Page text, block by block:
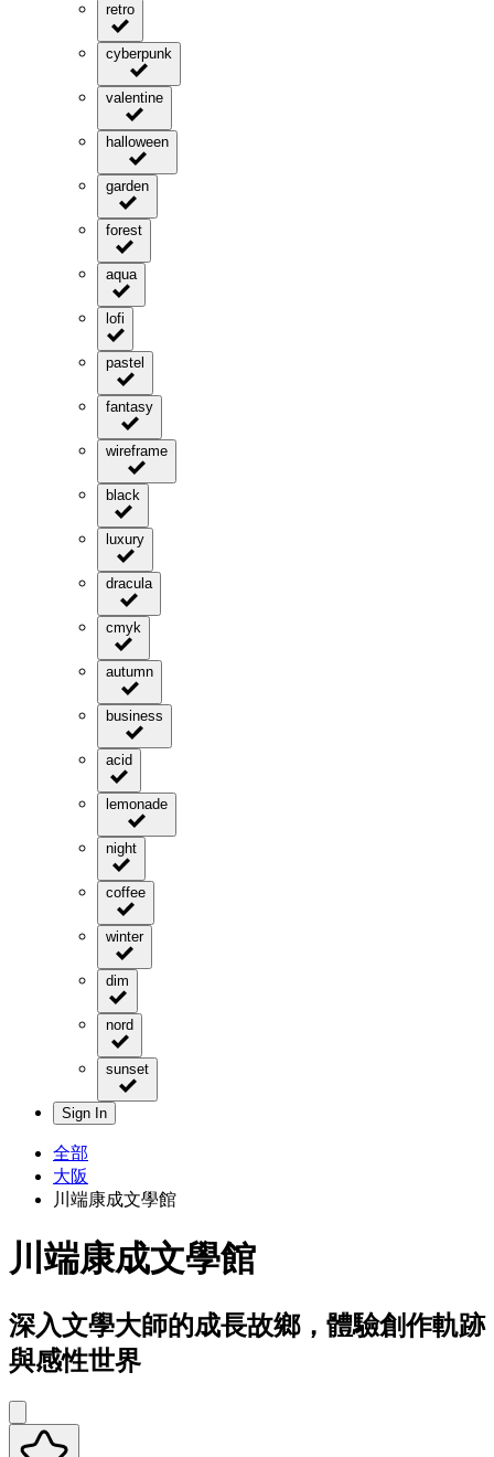
retro
cyberpunk
valentine
halloween
garden
forest
aqua
lofi
pastel
fantasy
wireframe
black
luxury
dracula
cmyk
autumn
business
acid
lemonade
night
coffee
winter
dim
nord
sunset
Sign In
全部
大阪
川端康成文學館
川端康成文學館
深入文學大師的成長故鄉，體驗創作軌跡
與感性世界